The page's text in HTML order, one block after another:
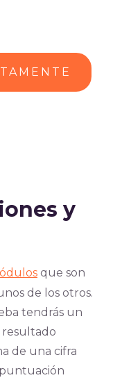
y
que son
de los otros.
tendrás un
de una cifra